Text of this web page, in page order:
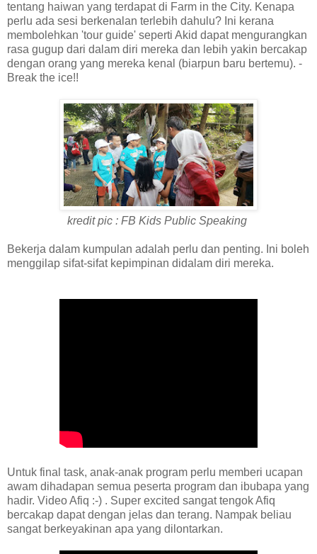
tentang haiwan yang terdapat di Farm in the City. Kenapa
perlu ada sesi berkenalan terlebih dahulu? Ini kerana
membolehkan 'tour guide' seperti Akid dapat mengurangkan
rasa gugup dari dalam diri mereka dan lebih yakin bercakap
dengan orang yang mereka kenal (biarpun baru bertemu). -
Break the ice!!
kredit pic : FB Kids Public Speaking
Bekerja dalam kumpulan adalah perlu dan penting. Ini boleh
menggilap sifat-sifat kepimpinan didalam diri mereka.
Untuk final task, anak-anak program perlu memberi ucapan
awam dihadapan semua peserta program dan ibubapa yang
hadir. Video Afiq :-) . Super excited sangat tengok Afiq
bercakap dapat dengan jelas dan terang. Nampak beliau
sangat berkeyakinan apa yang dilontarkan.